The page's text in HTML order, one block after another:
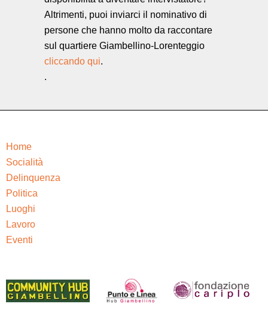
Altrimenti, puoi inviarci il nominativo di
persone che hanno molto da raccontare
sul quartiere Giambellino-Lorenteggio
cliccando qui.
.
Home
Socialità
Delinquenza
Politica
Luoghi
Lavoro
Eventi